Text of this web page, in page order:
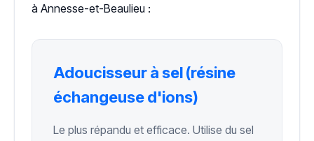
à Annesse-et-Beaulieu :
Adoucisseur à sel (résine
échangeuse d'ions)
Le plus répandu et efficace. Utilise du sel